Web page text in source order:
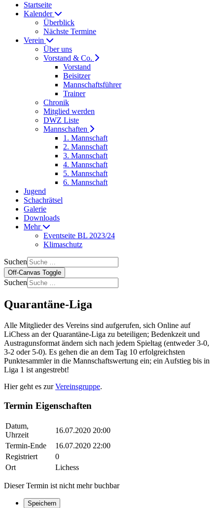
Startseite
Kalender
Überblick
Nächste Termine
Verein
Über uns
Vorstand & Co.
Vorstand
Beisitzer
Mannschaftsführer
Trainer
Chronik
Mitglied werden
DWZ Liste
Mannschaften
1. Mannschaft
2. Mannschaft
3. Mannschaft
4. Mannschaft
5. Mannschaft
6. Mannschaft
Jugend
Schachrätsel
Galerie
Downloads
Mehr
Eventseite BL 2023/24
Klimaschutz
Suchen
Off-Canvas Toggle
Suchen
Quarantäne-Liga
Alle Mitglieder des Vereins sind aufgerufen, sich Online auf
LiChess an derQuarantäne-Liga zu beteiligen; Bedenkzeit und
Austragunsformat ändern sich nach jedem Spieltag (entweder 3-0,
3-2 oder 5-0). Es gehen die an dem Tag 10 erfolgreichsten
Punktesammler in die Mannschaftswertung ein; ein Aufstieg bis in
Liga 1 ist angestrebt!
Hier geht es zurVereinsgruppe.
Termin Eigenschaften
Datum,
Uhrzeit
16.07.2020 20:00
Termin-Ende
16.07.2020 22:00
Registriert
0
Ort
Lichess
Dieser Termin ist nicht mehr buchbar
Speichern